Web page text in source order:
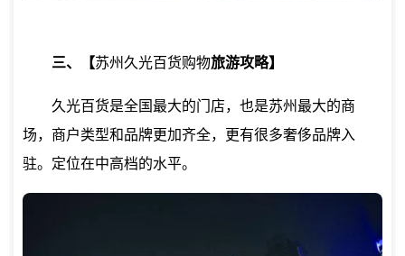
三、【苏州久光百货购物旅游攻略】
久光百货是全国最大的门店，也是苏州最大的商
场，商户类型和品牌更加齐全，更有很多奢侈品牌入
驻。定位在中高档的水平。